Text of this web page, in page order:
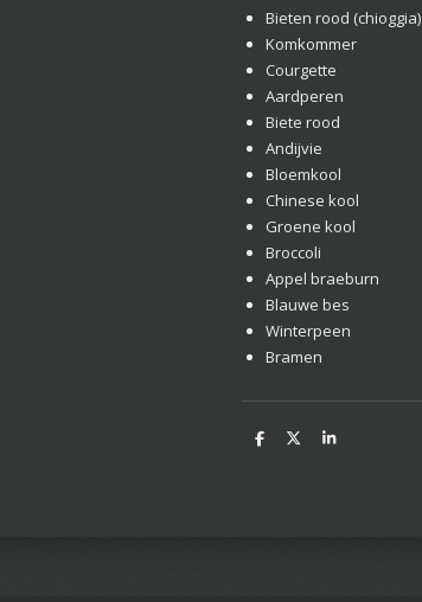
Bieten rood (chioggia)
Komkommer
Courgette
Aardperen
Biete rood
Andijvie
Bloemkool
Chinese kool
Groene kool
Broccoli
Appel braeburn
Blauwe bes
Winterpeen
Bramen
D
D
S